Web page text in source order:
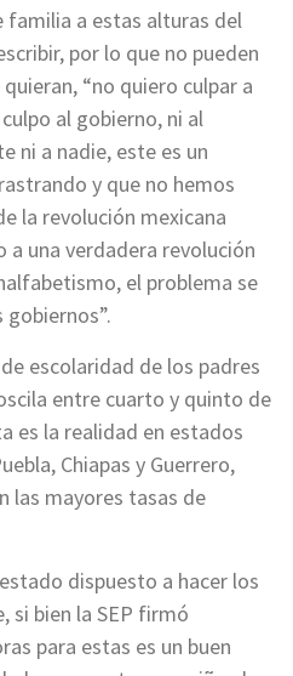
familia a estas alturas del
por lo que no pueden
“no quiero culpar a
al gobierno, ni al
ni a nadie, este es un
y que no hemos
la revolución mexicana
una verdadera revolución
el problema se
escolaridad de los padres
entre cuarto y quinto de
es la realidad en estados
Chiapas y Guerrero,
las mayores tasas de
dispuesto a hacer los
si bien la SEP firmó
para estas es un buen